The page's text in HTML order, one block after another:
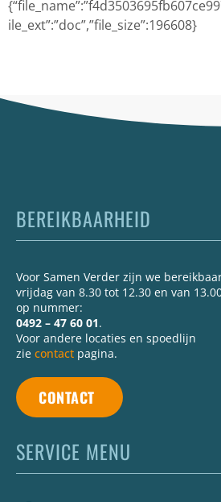
ile_ext”:”doc”,”file_size”:196608}
BEREIKBAARHEID
Voor Samen Verder zijn we
vrijdag van 8.30 tot 12.30 en van
op nummer:
0492 – 47 60 01.
Voor andere locaties en spoedlijn
zie contact pagina.
CONTACT
SERVICE MENU